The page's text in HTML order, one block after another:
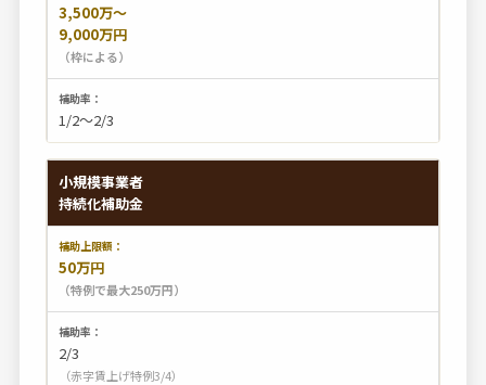
3,500万〜
9,000万円
（枠による）
1/2〜2/3
小規模事業者
持続化補助金
50万円
（特例で最大250万円）
2/3
（赤字賃上げ特例3/4）